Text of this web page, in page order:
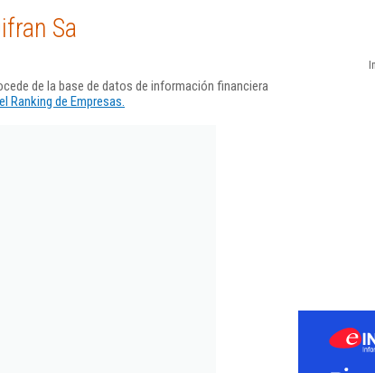
Sa
de la base de datos de información financiera
Ranking de Empresas.